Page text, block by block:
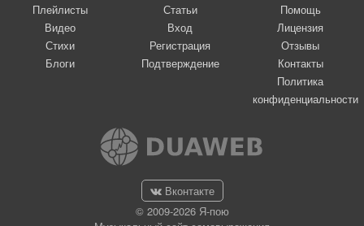
Плейлисты
Видео
Стихи
Блоги
Статьи
Вход
Регистрация
Подтверждение
Помощь
Лицензия
Отзывы
Контакты
Политика
конфиденциальности
Вконтакте
© 2009-2026 Я-пою